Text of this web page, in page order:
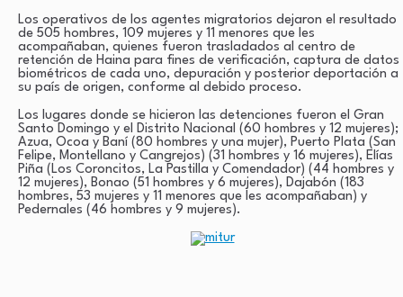
Los operativos de los agentes migratorios dejaron el resultado
de 505 hombres, 109 mujeres y 11 menores que les
acompañaban, quienes fueron trasladados al centro de
retención de Haina para fines de verificación, captura de datos
biométricos de cada uno, depuración y posterior deportación a
su país de origen, conforme al debido proceso.
Los lugares donde se hicieron las detenciones fueron el Gran
Santo Domingo y el Distrito Nacional (60 hombres y 12 mujeres);
Azua, Ocoa y Baní (80 hombres y una mujer), Puerto Plata (San
Felipe, Montellano y Cangrejos) (31 hombres y 16 mujeres), Elías
Piña (Los Coroncitos, La Pastilla y Comendador) (44 hombres y
12 mujeres), Bonao (51 hombres y 6 mujeres), Dajabón (183
hombres, 53 mujeres y 11 menores que les acompañaban) y
Pedernales (46 hombres y 9 mujeres).